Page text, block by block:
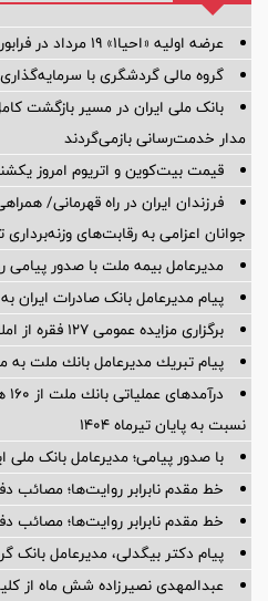
عرضه اولیه «احیا۱» ۱۹ مرداد در فرابورس
گروه مالی گردشگری با
بانک ملی ایران در مسیر بازگشت
مدار خدمت‌رسانی بازمی‌گردند
قیمت بیت‌کوین و اتریوم امروز یکشنبه ۱۸ مرداد
فرزندان ایران در راه قهرمانی/
جوانان اعزامی به رقابت‌های
مدیرعامل بیمه ملت با صدور پیامی
پیام مدیرعامل بانک صادرات ایران
برگزاری مزایده عمومی 127 فقره از املاك مازاد بانك ملت
پیام تبریك مدیرعامل بانك ملت به
نسبت به پایان تیرماه 1404
با صدور پیامی؛ مدیرعامل بانک ملی
خط مقدم نابرابر روایت‌ها؛ مصائب
خط مقدم نابرابر روایت‌ها؛ مصائب
پیام دکتر بیگدلی، مدیرعامل بانک
عبدالمهدی نصیرزاده شش ماه از